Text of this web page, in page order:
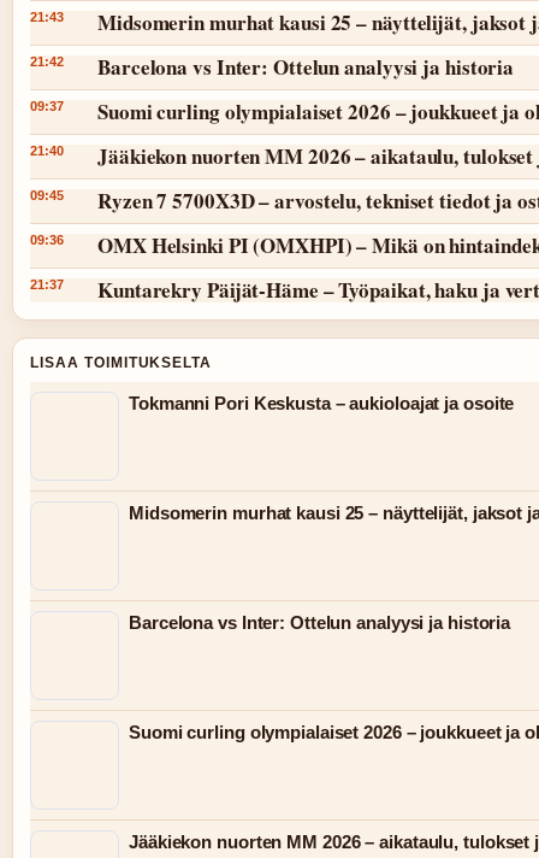
21:43 Midsomerin murhat kausi 25 – näyttelijät, jaksot
21:42 Barcelona vs Inter: Ottelun analyysi ja historia
09:37 Suomi curling olympialaiset 2026 – joukkueet ja
21:40 Jääkiekon nuorten MM 2026 – aikataulu,
09:45 Ryzen 7 5700X3D – arvostelu, tekniset tiedot ja
09:36 OMX Helsinki PI (OMXHPI) – Mikä on
21:37 Kuntarekry Päijät-Häme – Työpaikat, haku ja
LISAA TOIMITUKSELTA
Tokmanni Pori Keskusta – aukioloajat ja osoite
Midsomerin murhat kausi 25 – näyttelijät, jaksot
Barcelona vs Inter: Ottelun analyysi ja historia
Suomi curling olympialaiset 2026 – joukkueet ja
Jääkiekon nuorten MM 2026 – aikataulu, tulokset